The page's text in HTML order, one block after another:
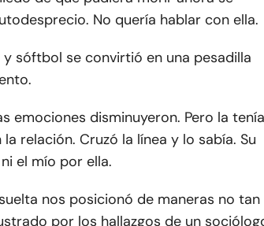
No quería hablar con ella.
sóftbol se convirtió en una pesadilla
emociones disminuyeron. Pero la tenía
relación. Cruzó la línea y lo sabía. Su
el mío por ella.
nos posicionó de maneras no tan
por los hallazgos de un